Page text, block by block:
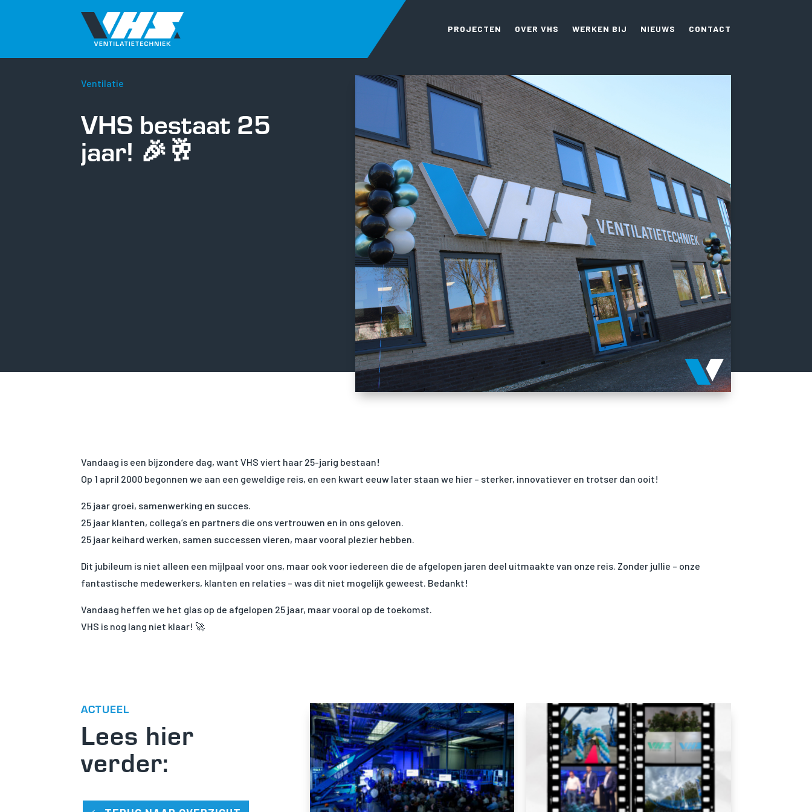
PROJECTEN OVER VHS WERKEN BIJ NIEUWS CONTACT
Ventilatie
VHS bestaat 25
jaar! 🎉🥂
Vandaag is een bijzondere dag, want VHS viert haar 25-jarig bestaan!
Op 1 april 2000 begonnen we aan een geweldige reis, en een kwart eeuw later staan we hier – sterker, innovatiever en trotser dan ooit!
25 jaar groei, samenwerking en succes.
25 jaar klanten, collega’s en partners die ons vertrouwen en in ons geloven.
25 jaar keihard werken, samen successen vieren, maar vooral plezier hebben.
Dit jubileum is niet alleen een mijlpaal voor ons, maar ook voor iedereen die de afgelopen jaren deel uitmaakte van onze reis. Zonder jullie – onze
fantastische medewerkers, klanten en relaties – was dit niet mogelijk geweest. Bedankt!
Vandaag heffen we het glas op de afgelopen 25 jaar, maar vooral op de toekomst.
VHS is nog lang niet klaar! 🚀
ACTUEEL
Lees hier
verder: